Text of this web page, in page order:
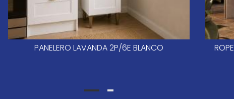
PANELERO LAVANDA 2P/6E BLANCO